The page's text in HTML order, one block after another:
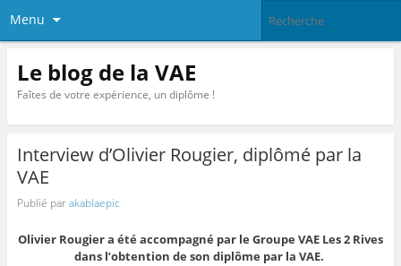
Menu
Le blog de la VAE
Faîtes de votre expérience, un diplôme !
Interview d’Olivier Rougier, diplômé par la
VAE
Publié parakablaepic
Olivier Rougier a été accompagné par le Groupe VAE Les 2 Rives
dans l’obtention de son diplôme par la VAE.